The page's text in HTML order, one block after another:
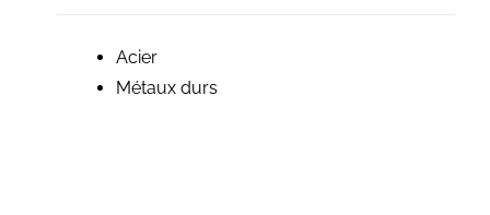
Acier
Métaux durs